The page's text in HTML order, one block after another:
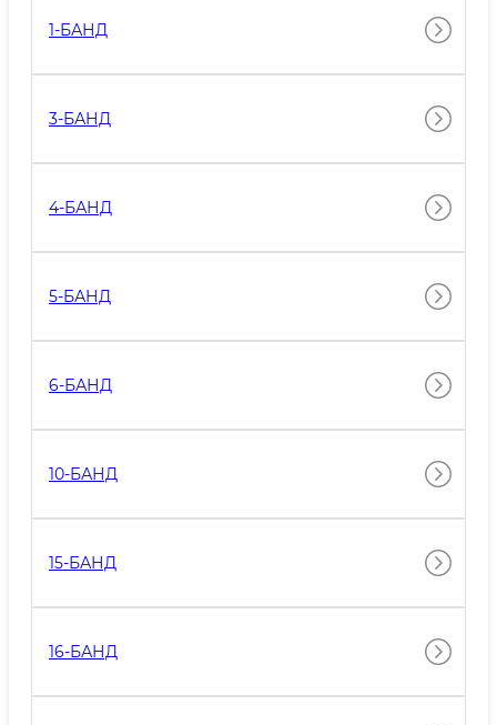
1-БАНД
3-БАНД
4-БАНД
5-БАНД
6-БАНД
10-БАНД
15-БАНД
16-БАНД